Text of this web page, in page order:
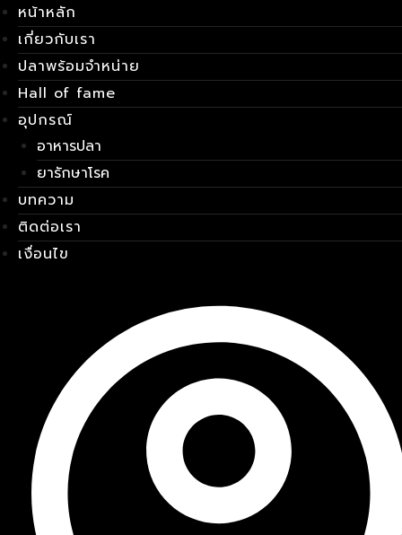
Skip
to
content
หน้าหลัก
เกี่ยวกับเรา
ปลาพร้อมจำหน่าย
Hall of fame
อุปกรณ์
อาหารปลา
ยารักษาโรค
บทความ
ติดต่อเรา
เงื่อนไข
เมนู